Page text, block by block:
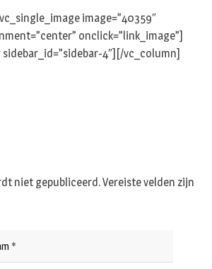
image=”40359″
onclick=”link_image”]
4″][/vc_column]
niet gepubliceerd.Vereiste velden zijn